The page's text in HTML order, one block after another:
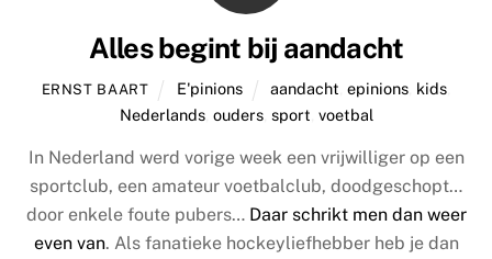
Alles begint bij aandacht
ERNST BAART E'pinions aandacht ,epinions kids
Nederlands, ouders, sport voetbal
In Nederland werd vorige week een vrijwilliger op een
sportclub, een amateur voetbalclub, doodgeschopt…
door enkele foute pubers… Daar schrikt men dan weer
even van. Als fanatieke hockeyliefhebber heb je dan